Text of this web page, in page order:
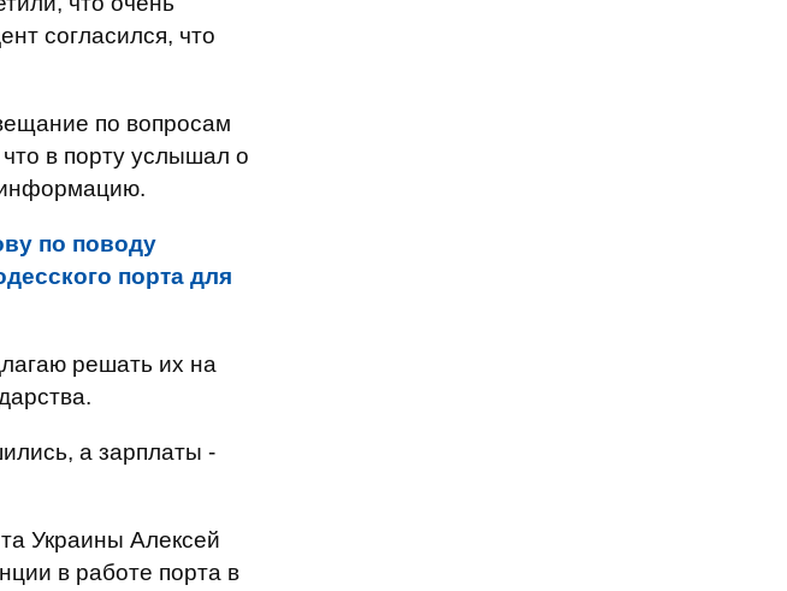
согласился, что
по вопросам
в порту услышал о
по поводу
порта для
решать их на
а зарплаты -
Украины Алексей
в работе порта в